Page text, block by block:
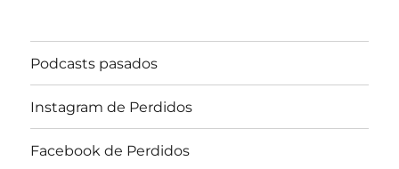
102.5fm
Radio
U.
de
Podcasts pasados
Instagram de Perdidos
Facebook de Perdidos